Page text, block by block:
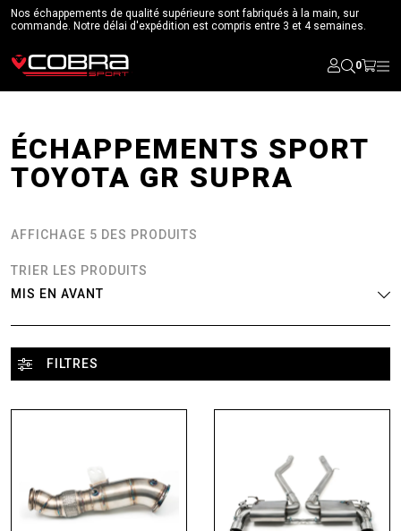
Nos échappements de qualité supérieure sont fabriqués à la main, sur
commande. Notre délai d'expédition est compris entre 3 et 4 semaines.
0
ÉCHAPPEMENTS SPORT
TOYOTA GR SUPRA
AFFICHAGE 5 DES PRODUITS
TRIER LES PRODUITS
FILTRES